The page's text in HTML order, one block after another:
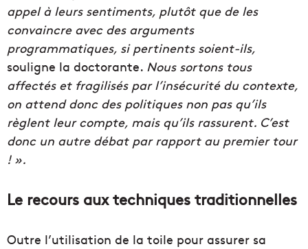
appel à leurs sentiments, plutôt que de les
convaincre avec des arguments
programmatiques, si pertinents soient-ils,
souligne la doctorante. Nous sortons tous
affectés et fragilisés par l’insécurité du contexte,
on attend donc des politiques non pas qu’ils
règlent leur compte, mais qu’ils rassurent. C’est
donc un autre débat par rapport au premier tour
! ».
Le recours aux techniques traditionnelles
Outre l’utilisation de la toile pour assurer sa